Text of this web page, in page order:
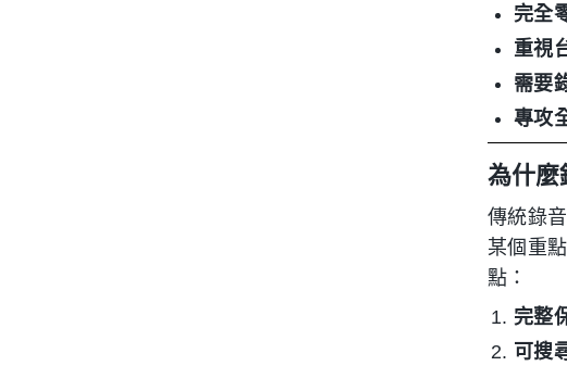
完全
重視
需要
專攻
為什麼
傳統錄
某個重
點：
完整
可搜